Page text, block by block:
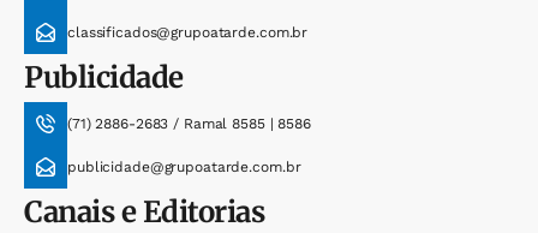
classificados@grupoatarde.com.br
Publicidade
(71) 2886-2683 / Ramal 8585 | 8586
publicidade@grupoatarde.com.br
Canais e Editorias